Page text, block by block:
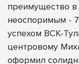
преимущество в
неоспоримым -
успехом ВСК-
центровому
оформил